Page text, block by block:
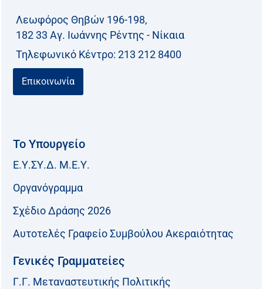
Λεωφόρος Θηβών 196-198,
182 33 Aγ. Ιωάννης Ρέντης - Νίκαια
Τηλεφωνικό Kέντρο: 213 212 8400
Επικοινωνία
Το Υπουργείο
Ε.Υ.ΣΥ.Δ. Μ.Ε.Υ.
Οργανόγραμμα
Σχέδιο Δράσης 2026
Αυτοτελές Γραφείο Συμβούλου Ακεραιότητας
Γενικές Γραμματείες
Γ.Γ. Μεταναστευτικής Πολιτικής